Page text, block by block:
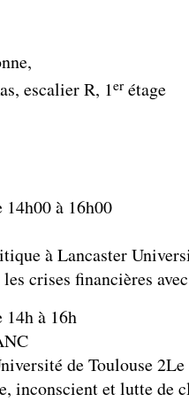
escalier R, 1er étage
14h00 à 16h00
à Lancaster
crises financières
14h à 16h
de Toulouse
inconscient et lutte de